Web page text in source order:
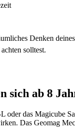
Denken
solltest.
sich ab 8
oder das Magicube
Das Geomag